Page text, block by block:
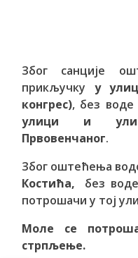
Због санције
прикључку у
конгрес), без
улици и
Првовенчаног.
Због оштећења
Костића,
без
потрошачи у тој
Моле се
стрпљење.